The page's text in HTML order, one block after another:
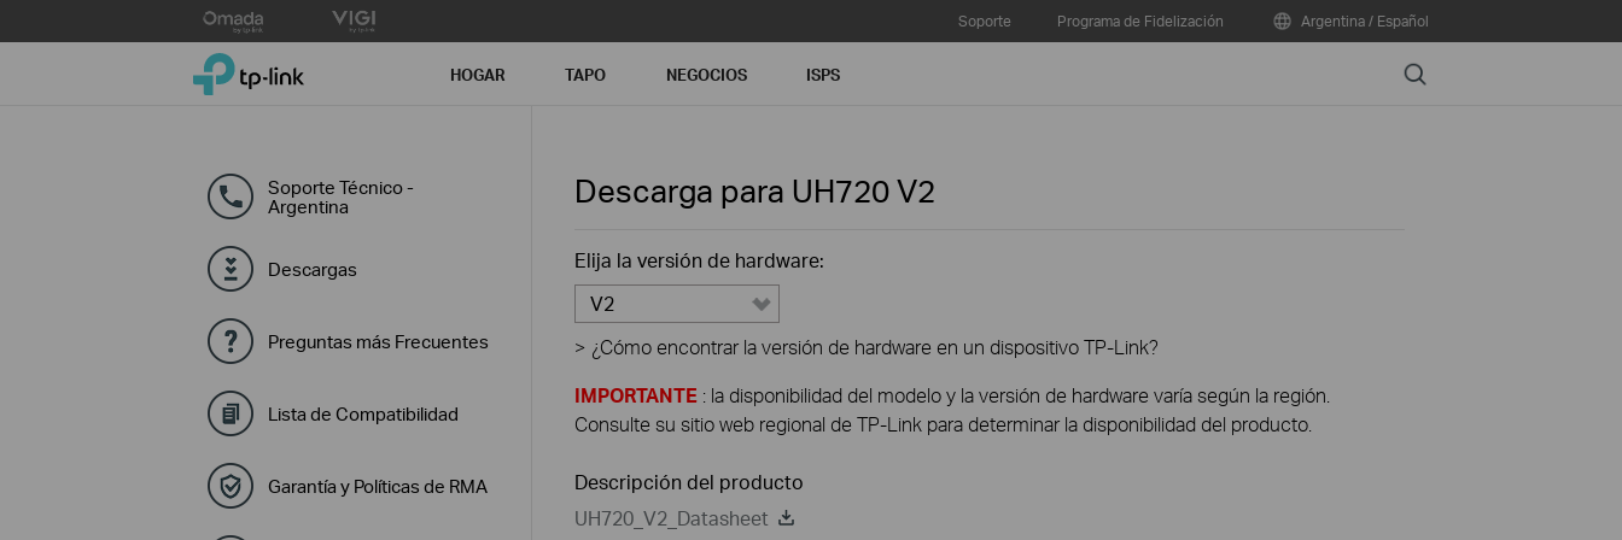
to
Soporte Programa de Fidelización Argentina / Español
TP-Link, Reliably Smart HOGAR TAPO NEGOCIOS ISPS Search
Soporte Técnico -
Argentina
Descargas
Preguntas más Frecuentes
Lista de Compatibilidad
Garantía y Políticas de RMA
Descarga para UH720V2
Elija la versión de hardware:
V2
> ¿Cómo encontrar la versión de hardware en un dispositivo TP-Link?
IMPORTANTE : la disponibilidad del modelo y la versión de hardware varía según la región.
Consulte su sitio web regional de TP-Link para determinar la disponibilidad del producto.
Descripción del producto
UH720_V2_Datasheet